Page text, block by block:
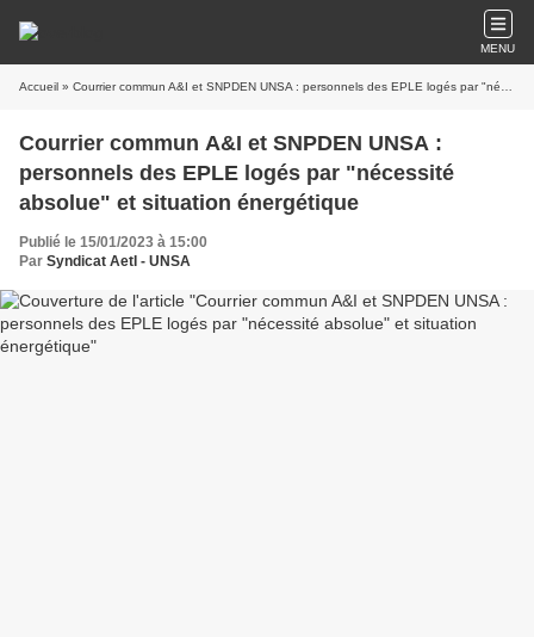
MENU
Accueil » Courrier commun A&I et SNPDEN UNSA : personnels des EPLE logés par "nécessité absolue" et situation énergétique
Courrier commun A&I et SNPDEN UNSA :
personnels des EPLE logés par "nécessité
absolue" et situation énergétique
Publié le 15/01/2023 à 15:00
Par Syndicat AetI - UNSA